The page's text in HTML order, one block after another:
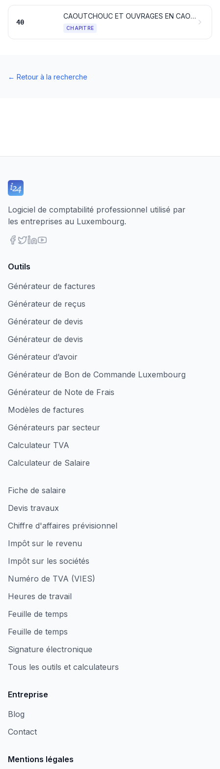
40
CAOUTCHOUC ET OUVRAGES EN CAOUTCHOUC
CHAPITRE
← Retour à la recherche
Logiciel de comptabilité professionnel utilisé par
les entreprises au Luxembourg.
Outils
Générateur de factures
Générateur de reçus
Générateur de devis
Générateur de devis
Générateur d’avoir
Générateur de Bon de Commande Luxembourg
Générateur de Note de Frais
Modèles de factures
Générateurs par secteur
Calculateur TVA
Calculateur de Salaire
Fiche de salaire
Devis travaux
Chiffre d'affaires prévisionnel
Impôt sur le revenu
Impôt sur les sociétés
Numéro de TVA (VIES)
Heures de travail
Feuille de temps
Feuille de temps
Signature électronique
Tous les outils et calculateurs
Entreprise
Blog
Contact
Mentions légales